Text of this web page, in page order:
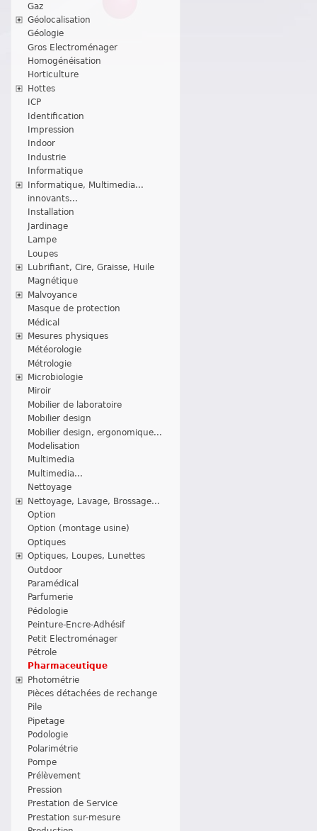
Gaz
Géolocalisation
Géologie
Gros Electroménager
Homogénéisation
Horticulture
Hottes
ICP
Identification
Impression
Indoor
Industrie
Informatique
Informatique, Multimedia...
innovants...
Installation
Jardinage
Lampe
Loupes
Lubrifiant, Cire, Graisse, Huile
Magnétique
Malvoyance
Masque de protection
Médical
Mesures physiques
Météorologie
Métrologie
Microbiologie
Miroir
Mobilier de laboratoire
Mobilier design
Mobilier design, ergonomique...
Modelisation
Multimedia
Multimedia...
Nettoyage
Nettoyage, Lavage, Brossage...
Option
Option (montage usine)
Optiques
Optiques, Loupes, Lunettes
Outdoor
Paramédical
Parfumerie
Pédologie
Peinture-Encre-Adhésif
Petit Electroménager
Pétrole
Pharmaceutique
Photométrie
Pièces détachées de rechange
Pile
Pipetage
Podologie
Polarimétrie
Pompe
Prélèvement
Pression
Prestation de Service
Prestation sur-mesure